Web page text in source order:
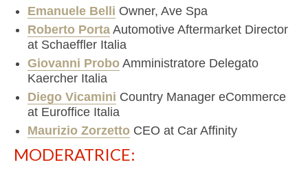
Emanuele Belli Owner, Ave Spa
Roberto Porta Automotive Aftermarket Director
at Schaeffler Italia
Giovanni Probo Amministratore Delegato
Kaercher Italia
Diego Vicamini Country Manager eCommerce
at Euroffice Italia
Maurizio Zorzetto CEO at Car Affinity
MODERATRICE: